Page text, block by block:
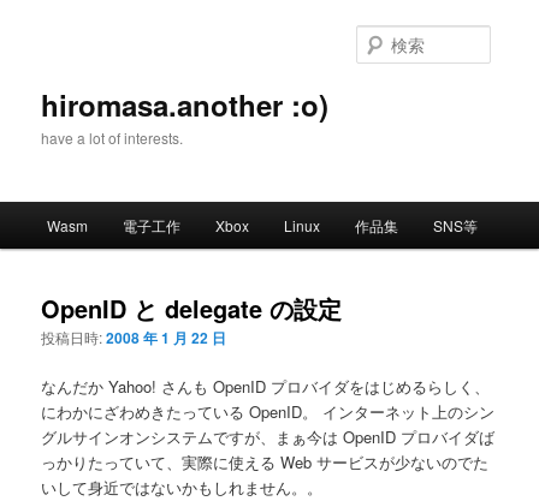
hiromasa.another :o)
have a lot of interests.
Wasm 電子工作 Xbox Linux 作品集 SNS等
OpenID と delegate の設定
投稿日時:2008 年 1 月 22 日
なんだか Yahoo! さんも OpenID プロバイダをはじめるらしく、
にわかにざわめきたっている OpenID。 インターネット上のシン
グルサインオンシステムですが、まぁ今は OpenID プロバイダば
っかりたっていて、実際に使える Web サービスが少ないのでた
いして身近ではないかもしれません。。